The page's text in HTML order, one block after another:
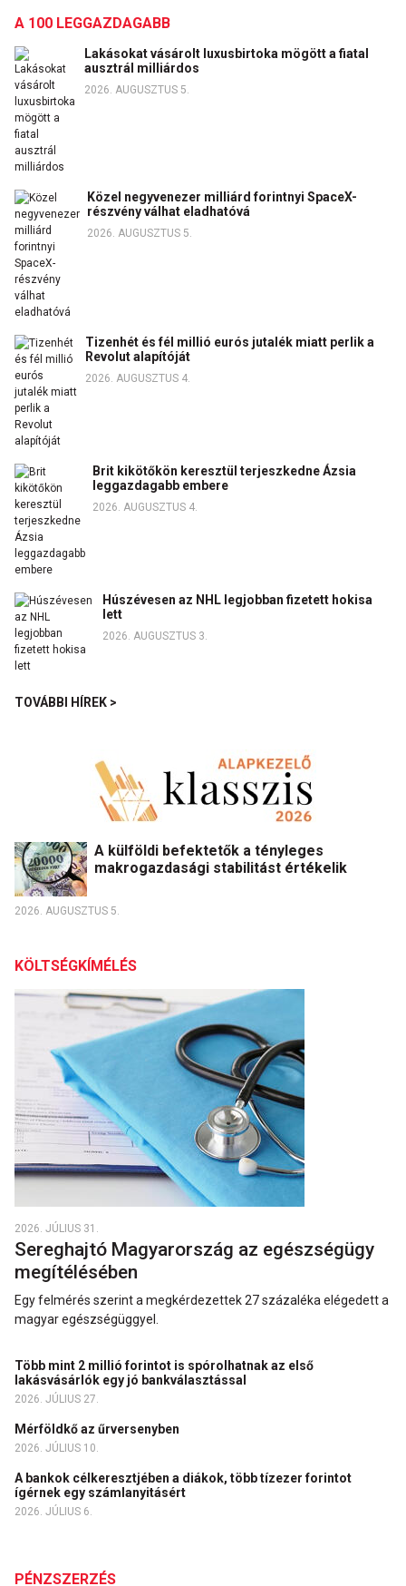
A 100 LEGGAZDAGABB
Lakásokat vásárolt luxusbirtoka mögött a fiatal
ausztrál milliárdos
2026. AUGUSZTUS 5.
Közel negyvenezer milliárd forintnyi SpaceX-
részvény válhat eladhatóvá
2026. AUGUSZTUS 5.
Tizenhét és fél millió eurós jutalék miatt perlik a
Revolut alapítóját
2026. AUGUSZTUS 4.
Brit kikötőkön keresztül terjeszkedne Ázsia
leggazdagabb embere
2026. AUGUSZTUS 4.
Húszévesen az NHL legjobban fizetett hokisa
lett
2026. AUGUSZTUS 3.
TOVÁBBI HÍREK >
A külföldi befektetők a tényleges
makrogazdasági stabilitást értékelik
2026. AUGUSZTUS 5.
KÖLTSÉGKÍMÉLÉS
2026. JÚLIUS 31.
Sereghajtó Magyarország az egészségügy
megítélésében
Egy felmérés szerint a megkérdezettek 27 százaléka elégedett a
magyar egészségüggyel.
Több mint 2 millió forintot is spórolhatnak az első
lakásvásárlók egy jó bankválasztással
2026. JÚLIUS 27.
Mérföldkő az űrversenyben
2026. JÚLIUS 10.
A bankok célkeresztjében a diákok, több tízezer forintot
ígérnek egy számlanyitásért
2026. JÚLIUS 6.
PÉNZSZERZÉS